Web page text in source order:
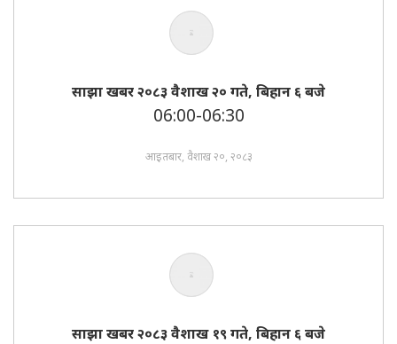
साझा खबर २०८३ वैशाख २० गते, बिहान ६ बजे
06:00-06:30
आइतबार, वैशाख २०, २०८३
साझा खबर २०८३ वैशाख १९ गते, बिहान ६ बजे